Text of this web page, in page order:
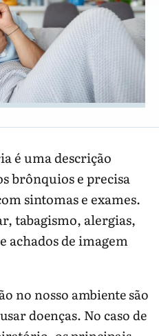
é uma descrição
brônquios e precisa
sintomas e exames.
tabagismo, alergias,
achados de imagem
no nosso ambiente são
doenças. No caso de